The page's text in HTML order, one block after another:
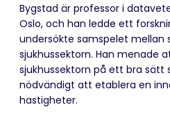
Bygstad är professor i
Oslo, och han ledde ett
undersökte samspelet mellan
sjukhussektorn. Han menade
sjukhussektorn på ett bra sätt
nödvändigt att etablera en
hastigheter.